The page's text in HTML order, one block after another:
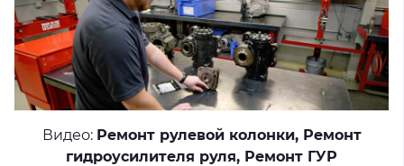
Видео: Ремонт рулевой колонки, Ремонт
гидроусилителя руля, Ремонт ГУР